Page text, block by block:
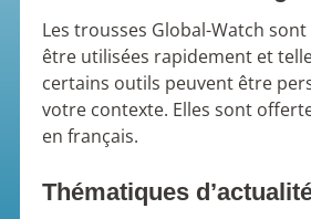
Les trousses Global-Watch
être utilisées rapidement et
certains outils peuvent être
votre contexte. Elles sont
en français.
Thématiques